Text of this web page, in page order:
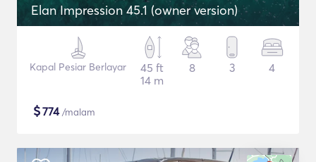
Elan Impression 45.1 (owner version)
Kapal Pesiar Berlayar
45 ft
14 m
8 3 4
$774/malam